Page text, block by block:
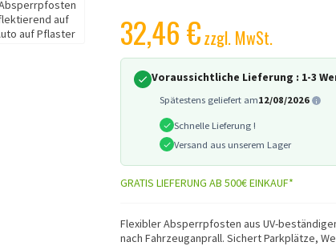
32,46 €zzgl. MwSt.
Voraussichtliche Lieferung : 1-3
Spätestens geliefert am12/08/2026
Schnelle Lieferung !
Versand aus unserem Lager
GRATIS LIEFERUNG AB 500€ EINKAUF*
Flexibler Absperrpfosten aus UV-
nach Fahrzeuganprall. Sichert Parkplätze,